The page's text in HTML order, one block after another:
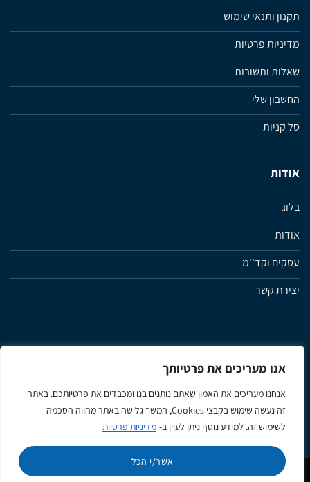
אנו מעריכים את פרטיותך
אנחנו מעריכים את האמון שאתם נותנים בנו ומכבדים את פרטיותכם. באתר
זה נעשה שימוש בקבצי Cookies, המשך גלישה באתר מהווה הסכמה
לשימוש זה. למידע נוסף ניתן לעיין ב- מדיניות פרטיות
אשר/י הכל
תקנון ותנאי שימוש
מדיניות פרטיות
שאלות ותשובות
החשבון שלי
סל קניות
אודות
בלוג
אודות
עסקים וקד''מ
יצירת קשר
מדיניות פרטיות תנאי שימוש ותקנון האתר
Visa
MasterCard
Google
Pay
Apple
Pay